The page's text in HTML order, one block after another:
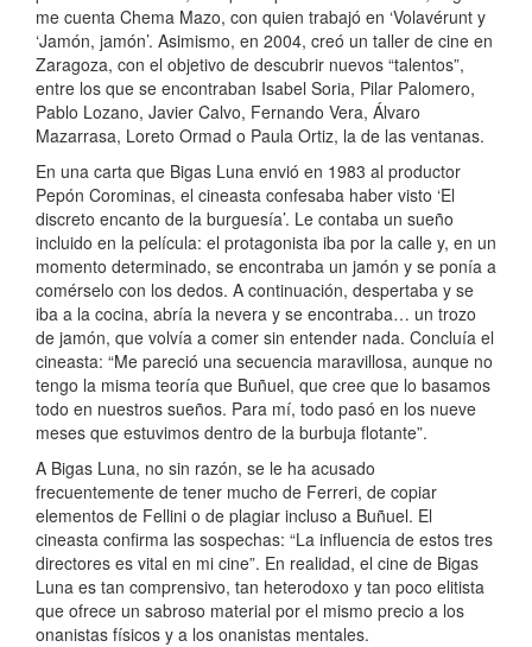
me cuenta Chema Mazo, con quien trabajó en ‘Volavérunt y
‘Jamón, jamón’. Asimismo, en 2004, creó un taller de cine en
Zaragoza, con el objetivo de descubrir nuevos “talentos”,
entre los que se encontraban Isabel Soria, Pilar Palomero,
Pablo Lozano, Javier Calvo, Fernando Vera, Álvaro
Mazarrasa, Loreto Ormad o Paula Ortiz, la de las ventanas.
En una carta que Bigas Luna envió en 1983 al productor
Pepón Corominas, el cineasta confesaba haber visto ‘El
discreto encanto de la burguesía’. Le contaba un sueño
incluido en la película: el protagonista iba por la calle y, en un
momento determinado, se encontraba un jamón y se ponía a
comérselo con los dedos. A continuación, despertaba y se
iba a la cocina, abría la nevera y se encontraba… un trozo
de jamón, que volvía a comer sin entender nada. Concluía el
cineasta: “Me pareció una secuencia maravillosa, aunque no
tengo la misma teoría que Buñuel, que cree que lo basamos
todo en nuestros sueños. Para mí, todo pasó en los nueve
meses que estuvimos dentro de la burbuja flotante”.
A Bigas Luna, no sin razón, se le ha acusado
frecuentemente de tener mucho de Ferreri, de copiar
elementos de Fellini o de plagiar incluso a Buñuel. El
cineasta confirma las sospechas: “La influencia de estos tres
directores es vital en mi cine”. En realidad, el cine de Bigas
Luna es tan comprensivo, tan heterodoxo y tan poco elitista
que ofrece un sabroso material por el mismo precio a los
onanistas físicos y a los onanistas mentales.